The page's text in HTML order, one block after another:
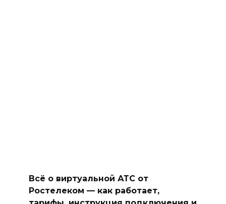
Всё о виртуальной АТС от
Ростелеком — как работает,